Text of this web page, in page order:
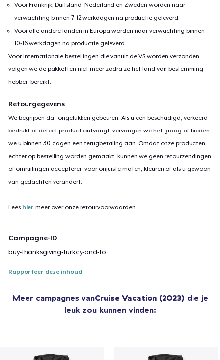
Voor Frankrijk, Duitsland, Nederland en Zweden worden naar
verwachting binnen 7-12 werkdagen na productie geleverd.
Voor alle andere landen in Europa worden naar verwachting binnen
10-16 werkdagen na productie geleverd.
Voor internationale bestellingen die vanuit de VS worden verzonden,
volgen we de pakketten niet meer zodra ze het land van bestemming
hebben bereikt.
Retourgegevens
We begrijpen dat ongelukken gebeuren. Als u een beschadigd, verkeerd
bedrukt of defect product ontvangt, vervangen we het graag of bieden
we u binnen 30 dagen een terugbetaling aan. Omdat onze producten
echter op bestelling worden gemaakt, kunnen we geen retourzendingen
of omruilingen accepteren voor onjuiste maten, kleuren of als u gewoon
van gedachten verandert.
Lees hier meer over onze retourvoorwaarden.
Campagne-ID
buy-thanksgiving-turkey-and-to
Rapporteer deze inhoud
Meer campagnes vanCruise Vacation (2023) die je
leuk zou kunnen vinden: